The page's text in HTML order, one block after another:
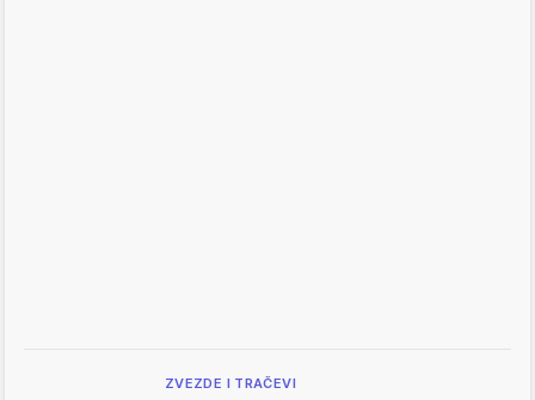
ZVEZDE I TRAČEVI